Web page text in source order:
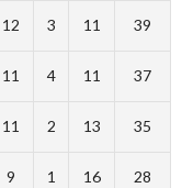
12 3 11 39
11 4 11 37
11 2 13 35
9 1 16 28